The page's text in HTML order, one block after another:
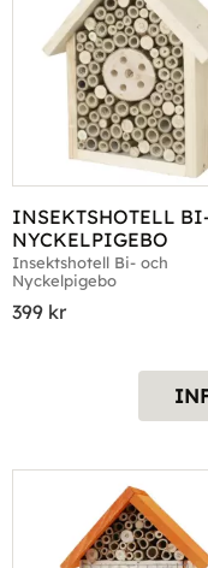
INSEKTSHOTELL
NYCKELPIGEBO
Insektshotell Bi- och
Nyckelpigebo
399 kr